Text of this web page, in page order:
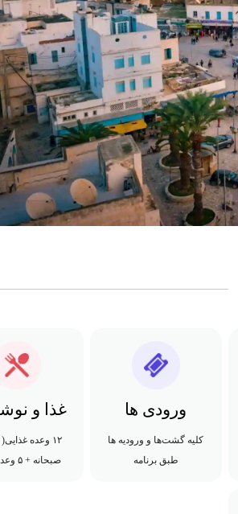
ورودی ها
کلیه گشت‌ها و ورودیه ها
طبق برنامه
غذا و
صبحانه + ۵ وعده شام)